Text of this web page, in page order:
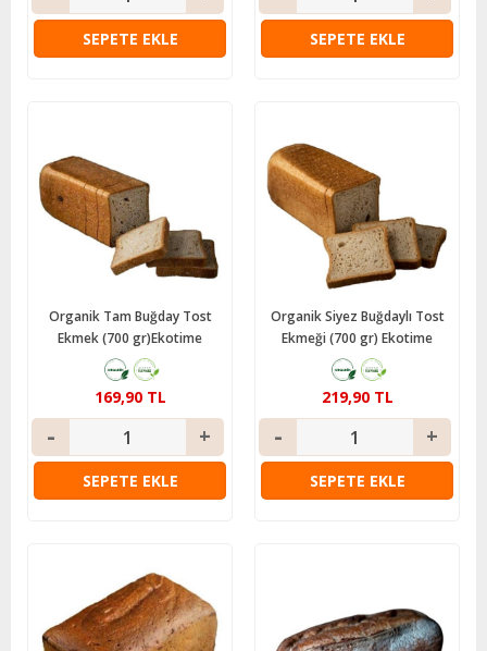
SEPETE EKLE SEPETE EKLE
Organik Tam Buğday Tost
Ekmek (700 gr)Ekotime
169,90 TL
SEPETE EKLE
Organik Siyez Buğdaylı Tost
Ekmeği (700 gr) Ekotime
219,90 TL
SEPETE EKLE